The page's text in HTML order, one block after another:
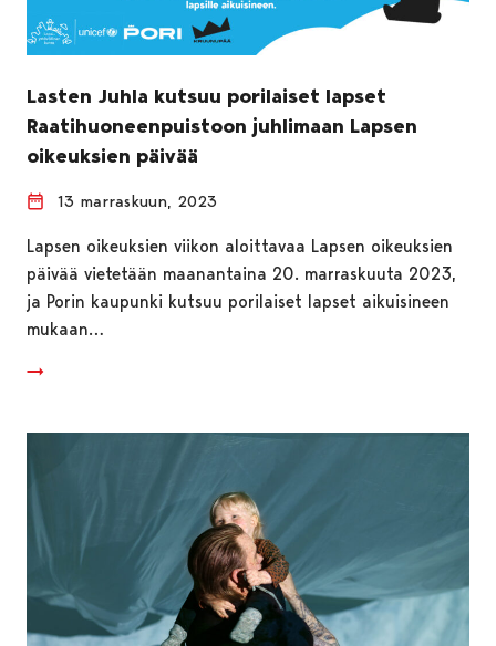
Lasten Juhla kutsuu porilaiset lapset
Raatihuoneenpuistoon juhlimaan Lapsen
oikeuksien päivää
13 marraskuun, 2023
Lapsen oikeuksien viikon aloittavaa Lapsen oikeuksien
päivää vietetään maanantaina 20. marraskuuta 2023,
ja Porin kaupunki kutsuu porilaiset lapset aikuisineen
mukaan…